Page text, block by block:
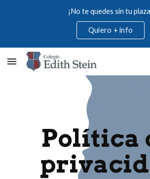
Skip to main content
¡No te quedes sin tu
Quiero + info
Política